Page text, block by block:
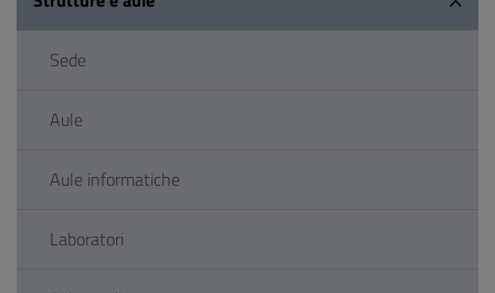
Sede
Aule
Aule informatiche
Laboratori